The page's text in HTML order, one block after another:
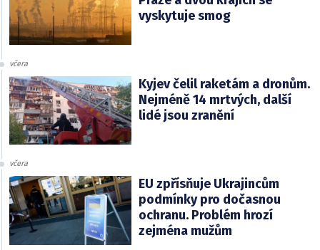
vyskytuje smog
včera
Kyjev čelil raketám a dronům.
Nejméně 14 mrtvých, další
lidé jsou zranění
včera
EU zpřísňuje Ukrajincům
podmínky pro dočasnou
ochranu. Problém hrozí
zejména mužům